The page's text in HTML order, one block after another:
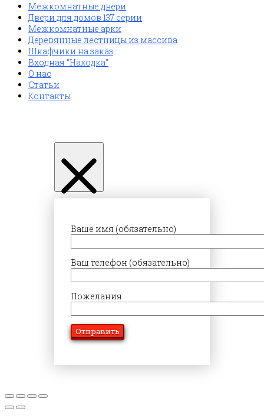
Межкомнатные двери
Двери для домов 137 серии
Межкомнатные арки
Деревянные лестницы из массива
Шкафчики на заказ
Входная “Находка”
О нас
Статьи
Контакты
Ваше имя (обязательно)
Ваш телефон (обязательно)
Пожелания